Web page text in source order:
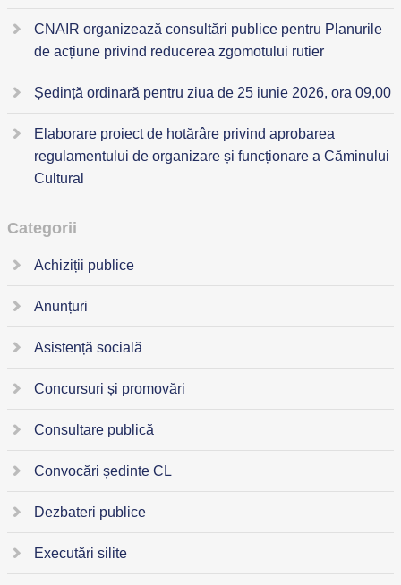
CNAIR organizează consultări publice pentru Planurile
de acțiune privind reducerea zgomotului rutier
Ședință ordinară pentru ziua de 25 iunie 2026, ora 09,00
Elaborare proiect de hotărâre privind aprobarea
regulamentului de organizare și funcționare a Căminului
Cultural
Categorii
Achiziții publice
Anunțuri
Asistență socială
Concursuri și promovări
Consultare publică
Convocări ședinte CL
Dezbateri publice
Executări silite